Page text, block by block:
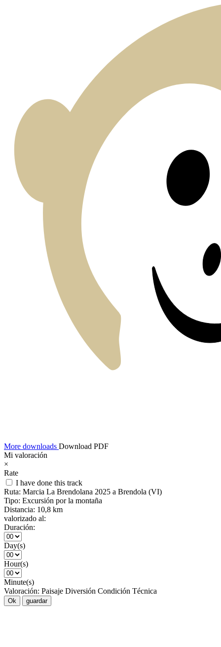
More downloads Download PDF
Mi valoración
×
Rate
I have done this track
Ruta: Marcia La Brendolana 2025 a Brendola (VI)
Tipo: Excursión por la montaña
Distancia: 10,8 km
valorizado al:
Duración:
Day(s)
Hour(s)
Minute(s)
Valoración: Paisaje Diversión Condición Técnica
Ok guardar